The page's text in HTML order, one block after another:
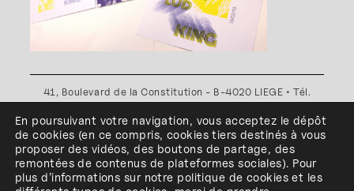
41, Boulevard de la Constitution - B-4020 LIEGE • Tél.
Plan d'accès•Politique de confidentialité•Politique de
cookies•Conditions générales
l'ESA Saint-Luc Liège est membre du
En poursuivant votre navigation, vous acceptez le dépôt
de cookies (en ce compris, cookiestiers destinés à vous
proposer des vidéos, des boutons de partage, des
remontées de contenus de plateformes sociales). Pour
plus d’informations sur notre politique de cookies et les